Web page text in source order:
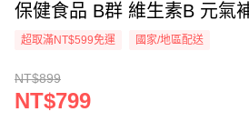
保健食品 B群 維生素B 元氣
【DS030917】
超取滿NT$599免運 國家/地區配送
NT$899
NT$799